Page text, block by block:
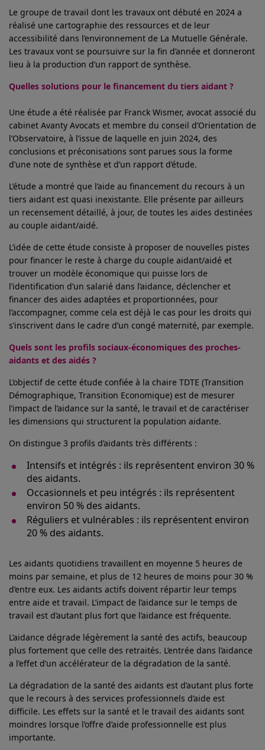
Le groupe de travail dont les travaux ont débuté en 2024 a
réalisé une cartographie des ressources et de leur
accessibilité dans l’environnement de La Mutuelle Générale.
Les travaux vont se poursuivre sur la fin d’année et donneront
lieu à la production d’un rapport de synthèse.
Quelles solutions pour le financement du tiers aidant ?
Une étude a été réalisée par Franck Wismer, avocat associé du
cabinet Avanty Avocats et membre du conseil d’Orientation de
l’Observatoire, à l’issue de laquelle en juin 2024, des
conclusions et préconisations sont parues sous la forme
d’une note de synthèse et d’un rapport d’étude.
L’étude a montré que l’aide au financement du recours à un
tiers aidant est quasi inexistante. Elle présente par ailleurs
un recensement détaillé, à jour, de toutes les aides destinées
au couple aidant/aidé.
L’idée de cette étude consiste à proposer de nouvelles pistes
pour financer le reste à charge du couple aidant/aidé et
trouver un modèle économique qui puisse lors de
l’identification d’un salarié dans l’aidance, déclencher et
financer des aides adaptées et proportionnées, pour
l’accompagner, comme cela est déjà le cas pour les droits qui
s’inscrivent dans le cadre d’un congé maternité, par exemple.
Quels sont les profils sociaux-économiques des proches-
aidants et des aidés ?
L’objectif de cette étude confiée à la chaire TDTE (Transition
Démographique, Transition Economique) est de mesurer
l’impact de l’aidance sur la santé, le travail et de caractériser
les dimensions qui structurent la population aidante.
On distingue 3 profils d’aidants très différents :
Intensifs et intégrés : ils représentent environ 30 %
des aidants.
Occasionnels et peu intégrés : ils représentent
environ 50 % des aidants.
Réguliers et vulnérables : ils représentent environ
20 % des aidants.
Les aidants quotidiens travaillent en moyenne 5 heures de
moins par semaine, et plus de 12 heures de moins pour 30 %
d’entre eux. Les aidants actifs doivent répartir leur temps
entre aide et travail. L’impact de l’aidance sur le temps de
travail est d’autant plus fort que l’aidance est fréquente.
L’aidance dégrade légèrement la santé des actifs, beaucoup
plus fortement que celle des retraités. L’entrée dans l’aidance
a l’effet d’un accélérateur de la dégradation de la santé.
La dégradation de la santé des aidants est d’autant plus forte
que le recours à des services professionnels d’aide est
difficile. Les effets sur la santé et le travail des aidants sont
moindres lorsque l’offre d’aide professionnelle est plus
importante.